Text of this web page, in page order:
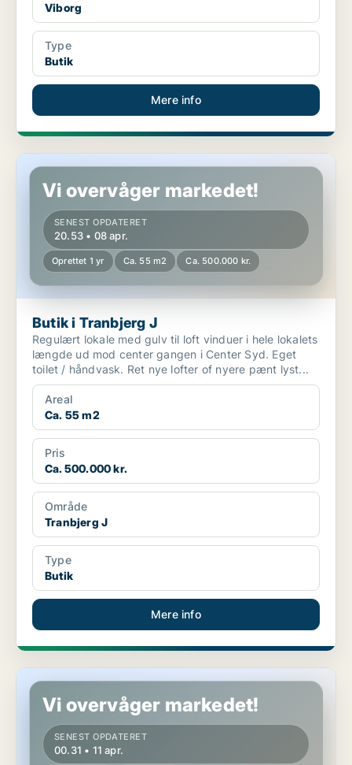
Viborg
Type
Butik
Mere info
Butik i Tranbjerg J
Vi overvåger markedet!
SENEST OPDATERET
20.53 • 08 apr.
Oprettet 1 yr Ca. 55 m2 Ca. 500.000 kr.
Butik i Tranbjerg J
Regulært lokale med gulv til loft vinduer i hele lokalets
længde ud mod center gangen i Center Syd. Eget
toilet / håndvask. Ret nye lofter of nyere pænt lyst...
Areal
Ca. 55 m2
Pris
Ca. 500.000 kr.
Område
Tranbjerg J
Type
Butik
Mere info
Butik i Hobro
Vi overvåger markedet!
SENEST OPDATERET
00.31 • 11 apr.